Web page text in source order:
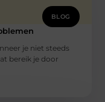
BLOG
je niet steeds
bereik je door